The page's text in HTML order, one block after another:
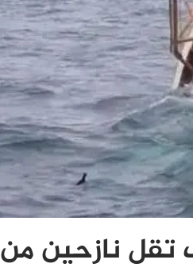
نازحين من